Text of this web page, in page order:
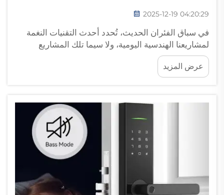
2025-12-19 04:20:29
في سباق الفئران الحديث، تُحدد أحدث التقنيات النغمة
لمشاريعنا الهندسية اليومية، ولا سيما تلك المشاريع
الراقية التي يتعيّن حلها بأعلى مستوى من الجودة. إحدى
هذه الابتكارات المثيرة هي تقنية التعرف البيومتري
المتقدمة من تينون...
عرض المزيد